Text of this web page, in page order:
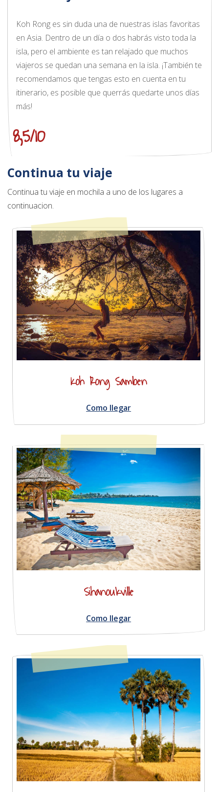
Koh Rong es sin duda una de nuestras islas favoritas
en Asia. Dentro de un día o dos habrás visto toda la
isla, pero el ambiente es tan relajado que muchos
viajeros se quedan una semana en la isla. ¡También te
recomendamos que tengas esto en cuenta en tu
itinerario, es posible que querrás quedarte unos días
más!
8,5/10
Continua tu viaje
Continua tu viaje en mochila a uno de los lugares a
continuacion.
Koh Rong Samloen
Como llegar
Sihanoukville
Como llegar